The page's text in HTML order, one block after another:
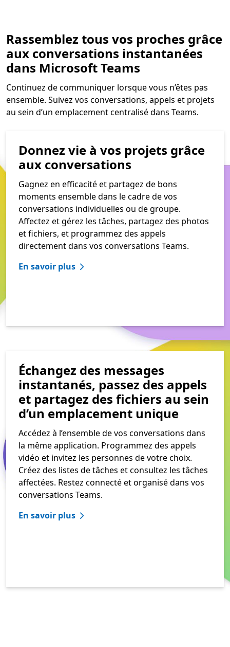
Rassemblez tous vos proches grâce
aux conversations instantanées
dans Microsoft Teams
Continuez de communiquer lorsque vous n’êtes pas
ensemble. Suivez vos conversations, appels et projets
au sein d’un emplacement centralisé dans Teams.
Donnez vie à vos projets grâce
aux conversations
Gagnez en efficacité et partagez de bons
moments ensemble dans le cadre de vos
conversations individuelles ou de groupe.
Affectez et gérez les tâches, partagez des photos
et fichiers, et programmez des appels
directement dans vos conversations Teams.
En savoir plus
Échangez des messages
instantanés, passez des appels
et partagez des fichiers au sein
d’un emplacement unique
Accédez à l’ensemble de vos conversations dans
la même application. Programmez des appels
vidéo et invitez les personnes de votre choix.
Créez des listes de tâches et consultez les tâches
affectées. Restez connecté et organisé dans vos
conversations Teams.
En savoir plus